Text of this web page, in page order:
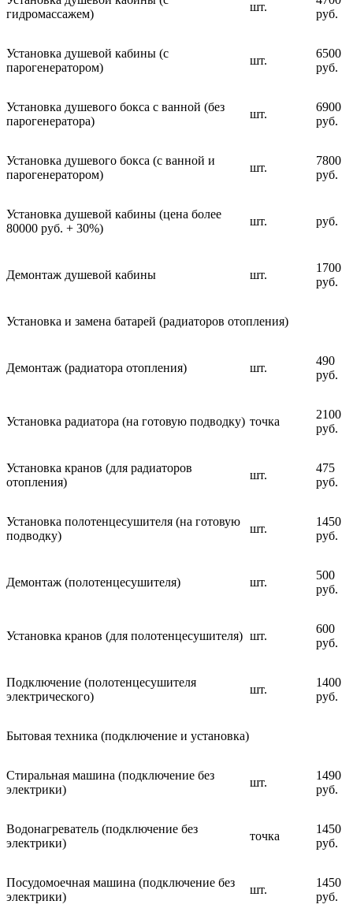
гидромассажем)
шт.
руб.
Установка душевой кабины (с
парогенератором)
шт.
6500
руб.
Установка душевого бокса с ванной (без
парогенератора)
шт.
6900
руб.
Установка душевого бокса (с ванной и
парогенератором)
шт.
7800
руб.
Установка душевой кабины (цена более
80000 руб. + 30%)
шт. руб.
Демонтаж душевой кабины шт.
1700
руб.
Установка и замена батарей (радиаторов отопления)
Демонтаж (радиатора отопления) шт.
490
руб.
Установка радиатора (на готовую подводку) точка
2100
руб.
Установка кранов (для радиаторов
отопления)
шт.
475
руб.
Установка полотенцесушителя (на готовую
подводку)
шт.
1450
руб.
Демонтаж (полотенцесушителя) шт.
500
руб.
Установка кранов (для полотенцесушителя) шт.
600
руб.
Подключение (полотенцесушителя
электрического)
шт.
1400
руб.
Бытовая техника (подключение и установка)
Стиральная машина (подключение без
электрики)
шт.
1490
руб.
Водонагреватель (подключение без
электрики)
точка
1450
руб.
Посудомоечная машина (подключение без
электрики)
шт.
1450
руб.